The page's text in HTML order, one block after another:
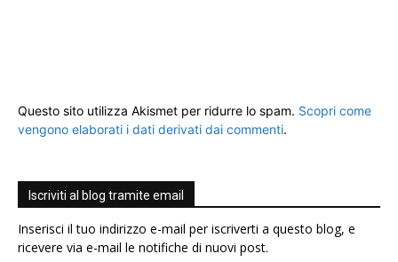
Questo sito utilizza Akismet per ridurre lo spam. Scopri come
vengono elaborati i dati derivati dai commenti.
Iscriviti al blog tramite email
Inserisci il tuo indirizzo e-mail per iscriverti a questo blog, e
ricevere via e-mail le notifiche di nuovi post.